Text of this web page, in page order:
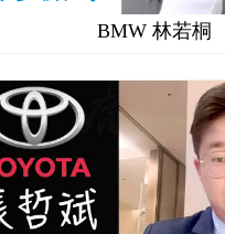
BMW 林若桐